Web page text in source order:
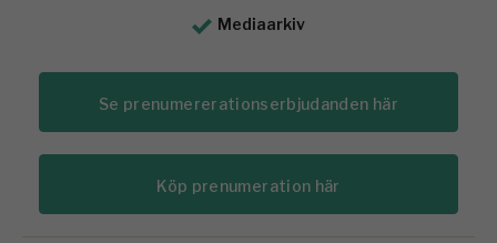
Mediaarkiv
Se prenumererationserbjudanden här
Köp prenumeration här